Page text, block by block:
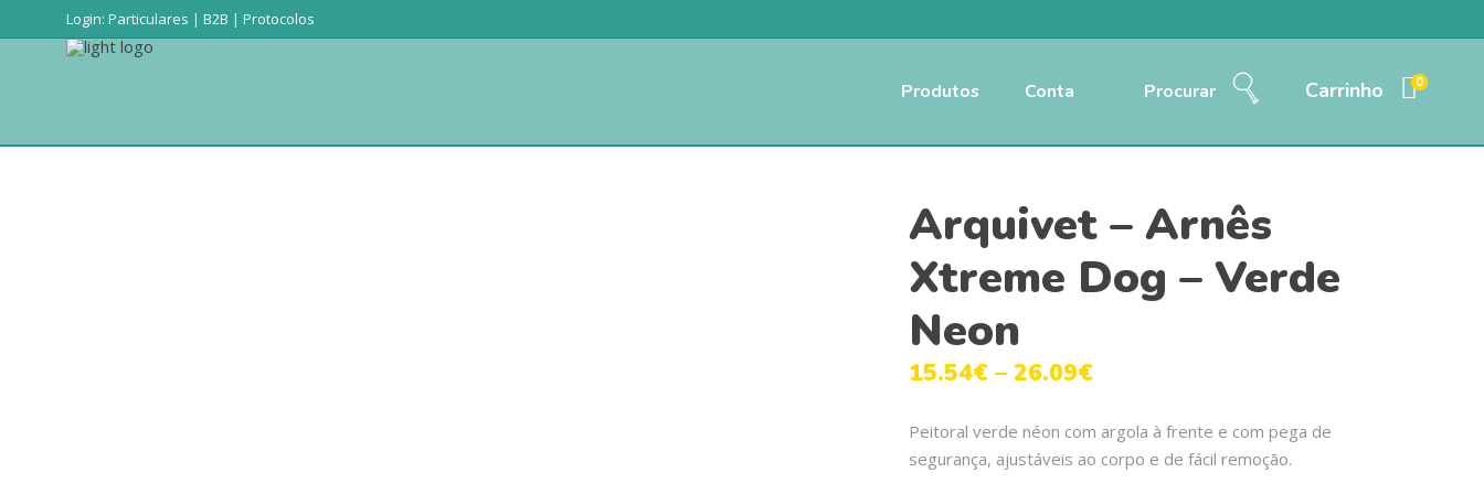
Login: Particulares | B2B | Protocolos
Produtos Conta Procurar Carrinho 0
Arquivet – Arnês
Xtreme Dog – Verde
Neon
15.54€ – 26.09€
Peitoral verde néon com argola à frente e com pega de
segurança, ajustáveis ao corpo e de fácil remoção.